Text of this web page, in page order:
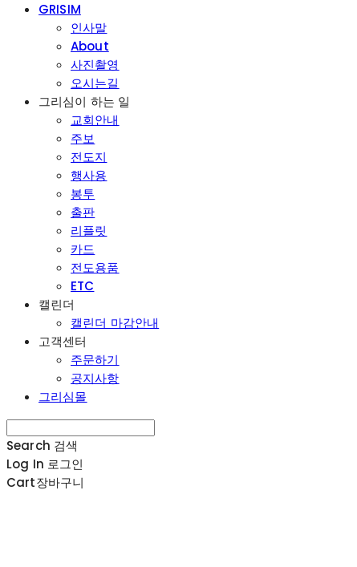
GRISIM
인사말
About
사진촬영
오시는길
그리심이 하는 일
교회안내
주보
전도지
행사용
봉투
출판
리플릿
카드
전도용품
ETC
캘린더
캘린더 마감안내
고객센터
주문하기
공지사항
그리심몰
Search 검색
Log In 로그인
Cart장바구니